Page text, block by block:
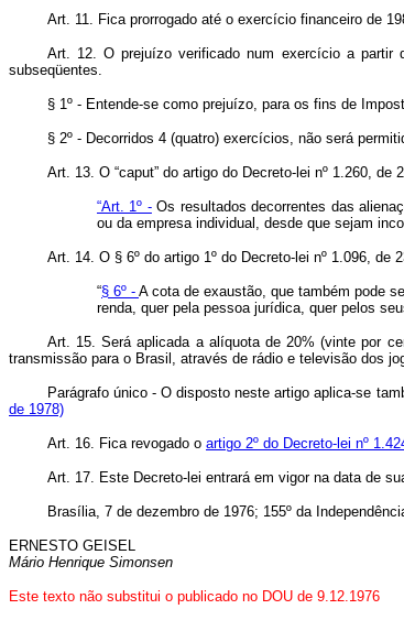
Art. 11. Fica prorrogado até o exercício financeiro de
Art. 12. O prejuízo verificado num exercício a partir
subseqüentes.
§ 1º - Entende-se como prejuízo, para os fins de
§ 2º - Decorridos 4 (quatro) exercícios, não será
Art. 13. O “caput” do artigo do Decreto-lei nº 1.260,
“Art. 1º -Os resultados decorrentes das
ou da empresa individual, desde que sejam
Art. 14. O § 6º do artigo 1º do Decreto-lei nº 1.096,
“§ 6º - A cota de exaustão, que também pode
renda, quer pela pessoa jurídica, quer pelos
Art. 15. Será aplicada a alíquota de 20% (vinte por
transmissão para o Brasil, através de rádio e televisão
Parágrafo único - O disposto neste artigo aplica-se
de 1978)
Art. 16. Fica revogado o artigo 2º do Decreto-lei nº
Art. 17. Este Decreto-lei entrará em vigor na data de
Brasília, 7 de dezembro de 1976; 155º da
ERNESTO GEISEL
Mário Henrique Simonsen
Este texto não substitui o publicado no DOU de 9.12.1976